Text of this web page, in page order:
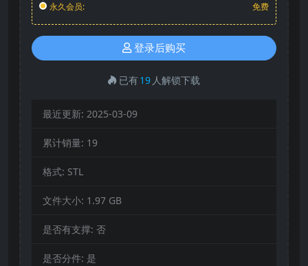
永久会员:
免费
登录后购买
已有19 人解锁下载
最近更新: 2025-03-09
累计销量: 19
格式: STL
文件大小: 1.97 GB
是否有支撑: 否
是否分件: 是